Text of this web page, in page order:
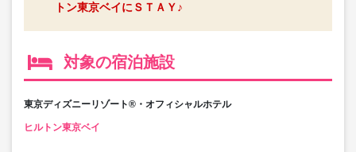
トン東京ベイにＳＴＡＹ♪
対象の宿泊施設
東京ディズニーリゾート®・オフィシャルホテル
ヒルトン東京ベイ